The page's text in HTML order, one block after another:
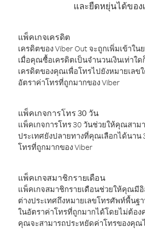
และยืดหยุ่นได้ของ
แพ็คเกจเครดิต
เครดิตของ Viber Out จะถูกเพิ่มเข้าใ
เมื่อคุณซื้อเครดิตเป็นจำนวนเงินเท่าใ
เครดิตของคุณเพื่อโทรไปยังหมายเลข
อัตราค่าโทรที่ถูกมากของ Viber
แพ็คเกจการโทร 30 วัน
แพ็คเกจการโทร 30 วันช่วยให้คุณสาม
ประเทศยังปลายทางที่คุณเลือกได้นาน
โทรที่ถูกมากของ Viber
แพ็คเกจสมาชิกรายเดือน
แพ็คเกจสมาชิกรายเดือนช่วยให้คุณมีอิ
ต่างประเทศถึงหมายเลขโทรศัพท์พื้นฐ
ในอัตราค่าโทรที่ถูกมากได้โดยไม่ต้อง
คุณจะสามารถประหยัดค่าโทรของคุณ